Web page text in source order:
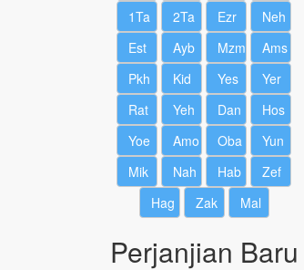
1Ta
2Ta Ezr
Neh
Est
Ayb Mzm
Ams
Pkh
Kid Yes
Yer
Rat
Yeh Dan
Hos
Yoe
Amo Oba
Yun
Mik
Nah Hab
Zef
Hag
Zak Mal
Perjanjian Baru